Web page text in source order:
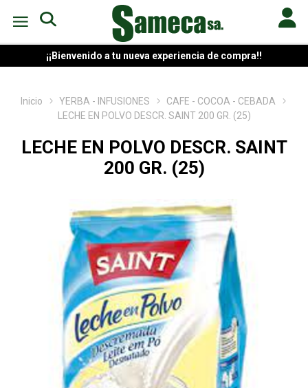
¡¡Bienvenido a tu nueva experiencia de compra!!
Inicio YERBA - INFUSIONES
CAFE - COCOA - CEBADA
LECHE EN POLVO DESCR. SAINT 200 GR. (25)
LECHE EN POLVO DESCR. SAINT
200 GR. (25)